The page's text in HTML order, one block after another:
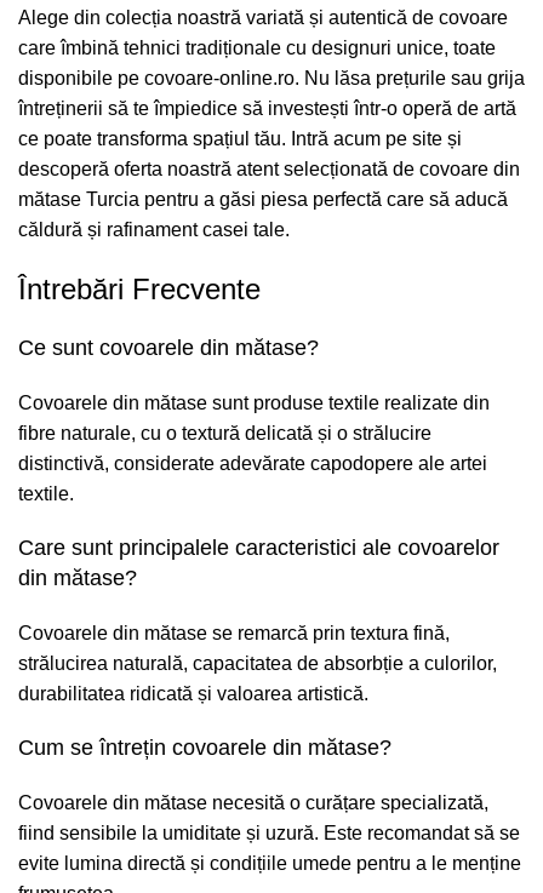
Alege din colecția noastră variată și autentică de covoare
care îmbină tehnici tradiționale cu designuri unice, toate
disponibile pe covoare-online.ro. Nu lăsa prețurile sau grija
întreținerii să te împiedice să investești într-o operă de artă
ce poate transforma spațiul tău. Intră acum pe site și
descoperă oferta noastră atent selecționată de covoare din
mătase Turcia pentru a găsi piesa perfectă care să aducă
căldură și rafinament casei tale.
Întrebări Frecvente
Ce sunt covoarele din mătase?
Covoarele din mătase sunt produse textile realizate din
fibre naturale, cu o textură delicată și o strălucire
distinctivă, considerate adevărate capodopere ale artei
textile.
Care sunt principalele caracteristici ale covoarelor
din mătase?
Covoarele din mătase se remarcă prin textura fină,
strălucirea naturală, capacitatea de absorbție a culorilor,
durabilitatea ridicată și valoarea artistică.
Cum se întrețin covoarele din mătase?
Covoarele din mătase necesită o curățare specializată,
fiind sensibile la umiditate și uzură. Este recomandat să se
evite lumina directă și condițiile umede pentru a le menține